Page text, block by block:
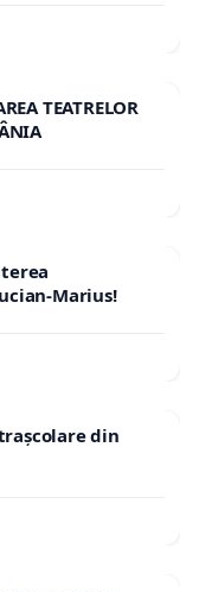
TEATRELOR
Marius!
din